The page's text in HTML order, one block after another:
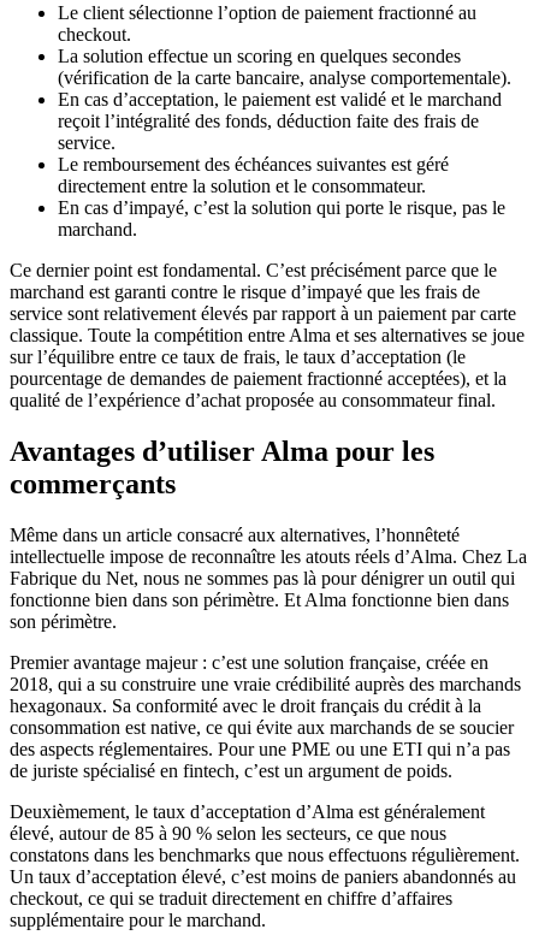
Le client sélectionne l’option de paiement fractionné au
checkout.
La solution effectue un scoring en quelques secondes
(vérification de la carte bancaire, analyse comportementale).
En cas d’acceptation, le paiement est validé et le marchand
reçoit l’intégralité des fonds, déduction faite des frais de
service.
Le remboursement des échéances suivantes est géré
directement entre la solution et le consommateur.
En cas d’impayé, c’est la solution qui porte le risque, pas le
marchand.
Ce dernier point est fondamental. C’est précisément parce que le
marchand est garanti contre le risque d’impayé que les frais de
service sont relativement élevés par rapport à un paiement par carte
classique. Toute la compétition entre Alma et ses alternatives se joue
sur l’équilibre entre ce taux de frais, le taux d’acceptation (le
pourcentage de demandes de paiement fractionné acceptées), et la
qualité de l’expérience d’achat proposée au consommateur final.
Avantages d’utiliser Alma pour les
commerçants
Même dans un article consacré aux alternatives, l’honnêteté
intellectuelle impose de reconnaître les atouts réels d’Alma. Chez La
Fabrique du Net, nous ne sommes pas là pour dénigrer un outil qui
fonctionne bien dans son périmètre. Et Alma fonctionne bien dans
son périmètre.
Premier avantage majeur : c’est une solution française, créée en
2018, qui a su construire une vraie crédibilité auprès des marchands
hexagonaux. Sa conformité avec le droit français du crédit à la
consommation est native, ce qui évite aux marchands de se soucier
des aspects réglementaires. Pour une PME ou une ETI qui n’a pas
de juriste spécialisé en fintech, c’est un argument de poids.
Deuxièmement, le taux d’acceptation d’Alma est généralement
élevé, autour de 85 à 90 % selon les secteurs, ce que nous
constatons dans les benchmarks que nous effectuons régulièrement.
Un taux d’acceptation élevé, c’est moins de paniers abandonnés au
checkout, ce qui se traduit directement en chiffre d’affaires
supplémentaire pour le marchand.